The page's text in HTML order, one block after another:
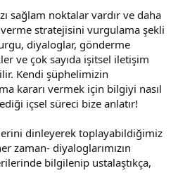
sağlam noktalar vardır ve daha
stratejisini vurgulama şekli
diyaloglar, gönderme
ve çok sayıda işitsel iletişim
Kendi şüphelimizin
kararı vermek için bilgiyi nasıl
içsel süreci bize anlatır!
dinleyerek toplayabildiğimiz
zaman- diyaloglarımızın
bilgilenip ustalaştıkça,